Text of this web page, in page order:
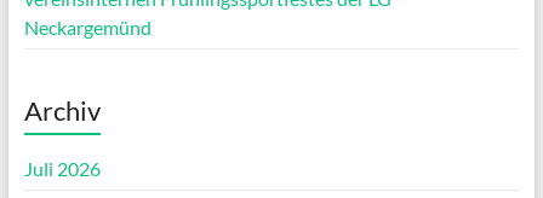
Neckargemünd
Archiv
Juli 2026